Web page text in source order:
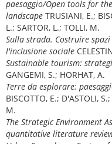
paesaggio/Open tools for
landscape TRUSIANI, E.;
L.; SARTOR, L.; TOLLI, M.
Sulla strada. Costruire
l'inclusione sociale
Sustainable tourism:
GANGEMI, S.; HORHAT, A.
Terre da esplorare:
BISCOTTO, E.; D'ASTOLI,
M.
The Strategic Environment
quantitative literature